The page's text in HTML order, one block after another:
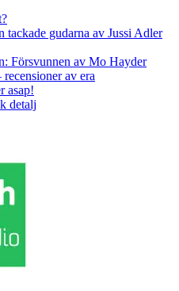
tackade gudarna av Jussi Adler
Försvunnen av Mo Hayder
av era
asap!
detalj